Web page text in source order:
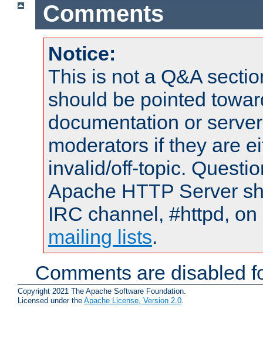
Comments
Notice:
This is not a Q&A
should be pointed
documentation or
moderators if they are
invalid/off-topic.
Apache HTTP Server
IRC channel, #httpd,
mailing lists.
Comments are disabled
Copyright 2021 The Apache Software Foundation.
Licensed under the Apache License, Version 2.0